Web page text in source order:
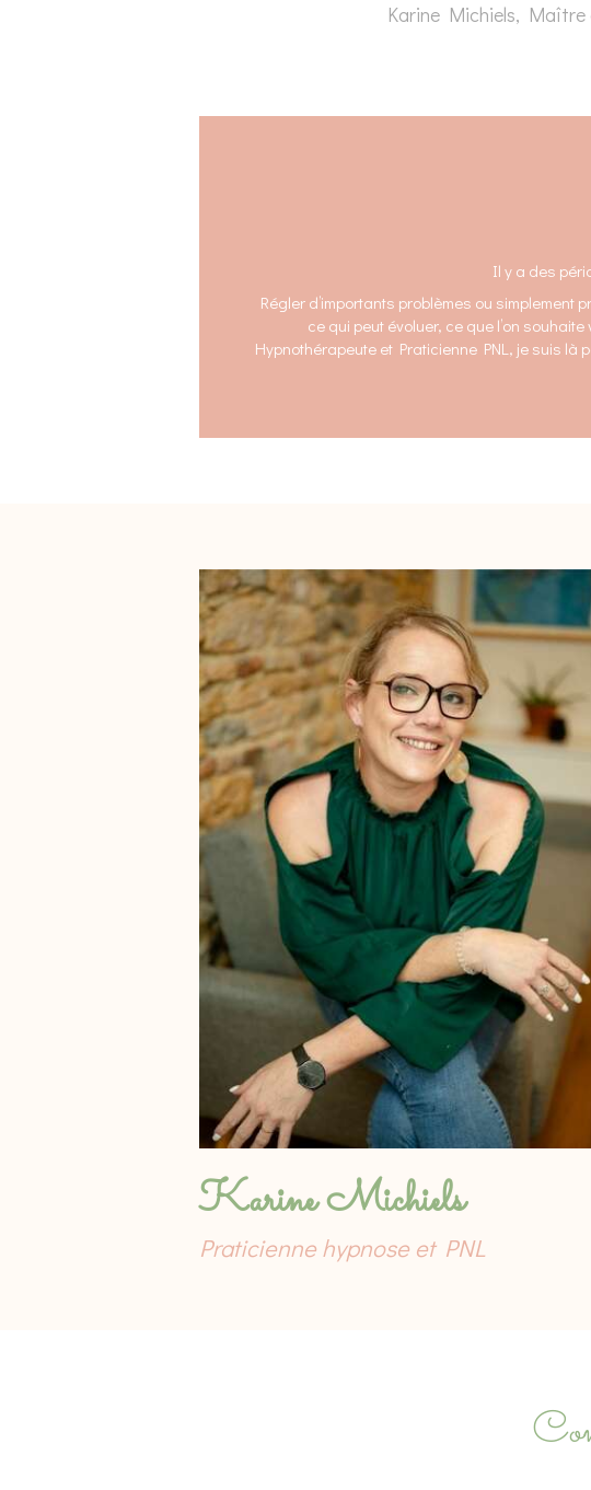
Karine Michiels, Maître
Il y a des
Régler d’importants problèmes ou
ce qui peut évoluer, ce que l’on
Hypnothérapeute et Praticienne PNL, je suis
Karine Michiels
Praticienne hypnose et PNL